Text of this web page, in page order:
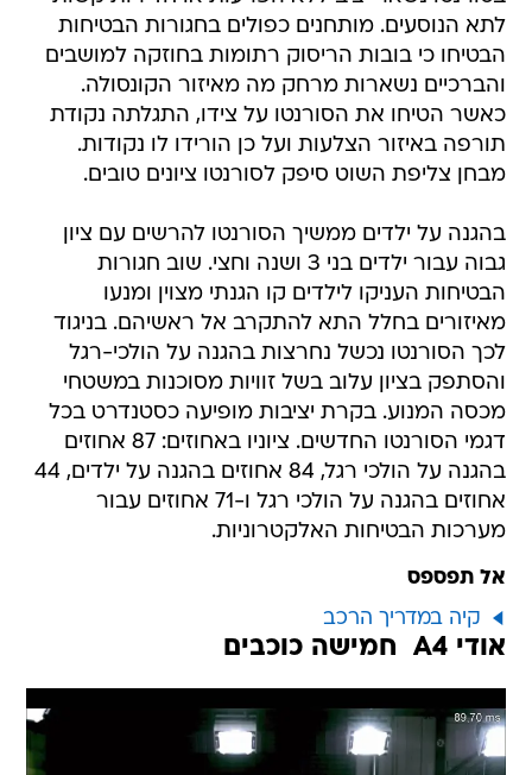
לתא הנוסעים. מותחנים כפולים בחגורות הבטיחות
הבטיחו כי בובות הריסוק רתומות בחוזקה למושבים
והברכיים נשארות מרחק מה מאיזור הקונסולה.
כאשר הטיחו את הסורנטו על צידו, התגלתה נקודת
תורפה באיזור הצלעות ועל כן הורידו לו נקודות.
מבחן צליפת השוט סיפק לסורנטו ציונים טובים.
בהגנה על ילדים ממשיך הסורנטו להרשים עם ציון
גבוה עבור ילדים בני 3 ושנה וחצי. שוב חגורות
הבטיחות העניקו לילדים קו הגנתי מצוין ומנעו
מאיזורים בחלל התא להתקרב אל ראשיהם. בניגוד
לכך הסורנטו נכשל נחרצות בהגנה על הולכי-רגל
והסתפק בציון עלוב בשל זוויות מסוכנות במשטחי
מכסה המנוע. בקרת יציבות מופיעה כסטנדרט בכל
דגמי הסורנטו החדשים. ציוניו באחוזים: 87 אחוזים
בהגנה על הולכי רגל, 84 אחוזים בהגנה על ילדים, 44
אחוזים בהגנה על הולכי רגל ו-71 אחוזים עבור
מערכות הבטיחות האלקטרוניות.
אל תפספס
קיה במדריך הרכב
אודי A4  חמישה כוכבים